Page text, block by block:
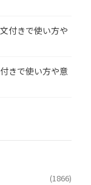
付きで使い方や
きで使い方や意
(1866)